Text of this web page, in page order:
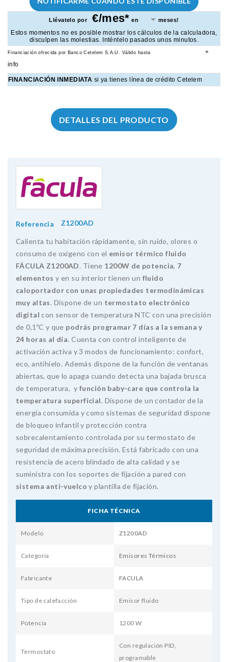
Llévatelo por €/mes* en meses!
Estos momentos no es posible mostrar los cálculos de la calculadora,
disculpen las molestias. Inténtelo pasados unos minutos.
Financiación ofrecida por Banco Cetelem S.A.U. Válido hasta
+
info
FINANCIACIÓN INMEDIATA si ya tienes línea de crédito Cetelem
DETALLES DEL PRODUCTO
Referencia Z1200AD
Calienta tu habitación rápidamente, sin ruido, olores o
consumo de oxígeno con el emisor térmico fluido
FÁCULA Z1200AD. Tiene 1200W de potencia, 7
elementos y en su interior tienen un fluido
caloportador con unas propiedades termodinámicas
muy altas. Dispone de un termostato electrónico
digital con sensor de temperatura NTC con una precisión
de 0,1ºC y que podrás programar 7 días a la semana y
24 horas al día. Cuenta con control inteligente de
activación activa y 3 modos de funcionamiento: confort,
eco, antihielo. Además dispone de la función de ventanas
abiertas, que lo apaga cuando detecta una bajada brusca
de temperatura, y función baby-care que controla la
temperatura superficial. Dispone de un contador de la
energía consumida y como sistemas de seguridad dispone
de bloqueo infantil y protección contra
sobrecalentamiento controlada por su termostato de
seguridad de máxima precisión. Está fabricado con una
resistencia de acero blindado de alta calidad y se
suministra con los soportes de fijación a pared con
sistema anti-vuelco y plantilla de fijación.
FICHA TÉCNICA
Modelo Z1200AD
Categoria Emisores Térmicos
Fabricante FACULA
Tipo de calefacción Emisor fluido
Potencia 1200 W
Termostato
Con regulación PID,
programable